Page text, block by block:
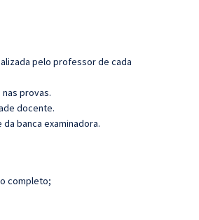
pelo professor de cada
provas.
docente.
banca examinadora.
completo;